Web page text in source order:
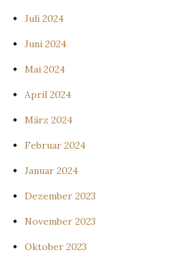
Juli 2024
Juni 2024
Mai 2024
April 2024
März 2024
Februar 2024
Januar 2024
Dezember 2023
November 2023
Oktober 2023